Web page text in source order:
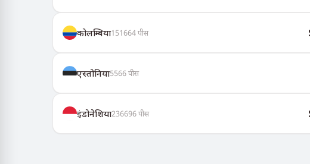
कोलम्बिया151664पीस
एस्तोनिया5566पीस
इंडोनेशिया236696पीस